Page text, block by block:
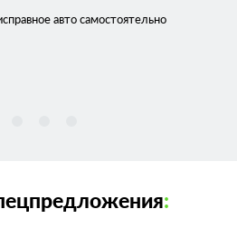
авто самостоятельно
: